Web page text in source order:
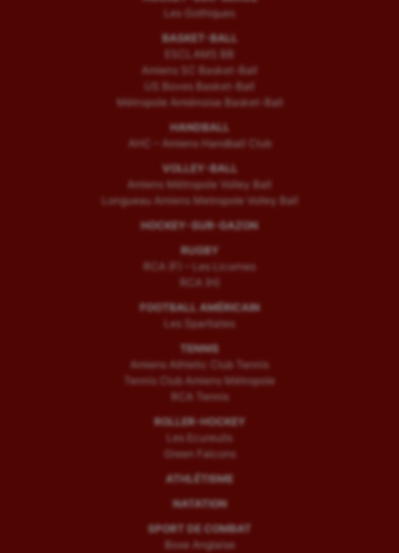
Les Gothiques
BASKET-BALL
ESCLAMS BB
Amiens SC Basket-Ball
US Boves Basket-Ball
Métropole Amiénoise Basket-Ball
HANDBALL
AHC – Amiens Handball Club
VOLLEY-BALL
Amiens Métropole Volley Ball
Longueau Amiens Metropole Volley Ball
HOCKEY-SUR-GAZON
RUGBY
RCA (F) – Les Licornes
RCA (H)
FOOTBALL AMÉRICAIN
Les Spartiates
TENNIS
Amiens Athletic Club Tennis
Tennis Club Amiens Métropole
RCA Tennis
ROLLER-HOCKEY
Les Ecureuils
Green Falcons
ATHLÉTISME
NATATION
SPORT DE COMBAT
Boxe Anglaise